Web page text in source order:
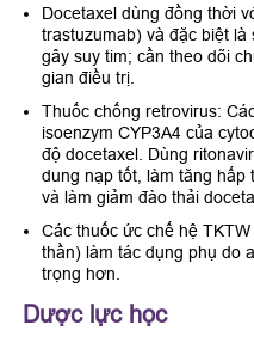
Docetaxel dùng đồng thời
trastuzumab) và đặc biệt
gây suy tim; cần theo dõi
gian điều trị.
Thuốc chống retrovirus:
isoenzym CYP3A4 của
độ docetaxel. Dùng
dung nạp tốt, làm tăng hấp
và làm giảm đào thải
Các thuốc ức chế hệ
thần) làm tác dụng phụ do
trọng hơn.
Dược lực học